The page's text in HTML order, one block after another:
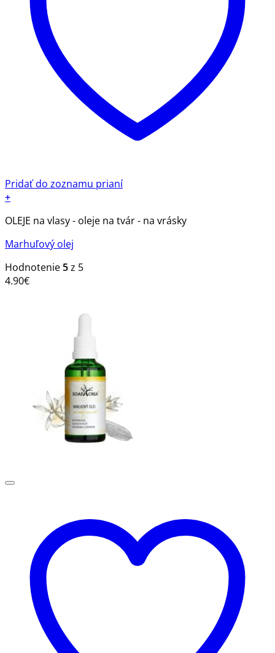
Pridať do zoznamu prianí
+
OLEJE na vlasy - oleje na tvár - na vrásky
Marhuľový olej
Hodnotenie5z 5
4.90€